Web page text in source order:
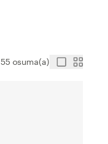
55 osuma(a)